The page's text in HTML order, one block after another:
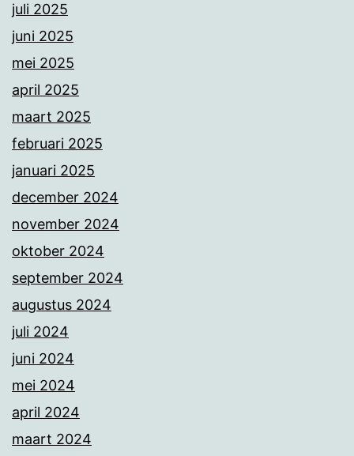
juli 2025
juni 2025
mei 2025
april 2025
maart 2025
februari 2025
januari 2025
december 2024
november 2024
oktober 2024
september 2024
augustus 2024
juli 2024
juni 2024
mei 2024
april 2024
maart 2024